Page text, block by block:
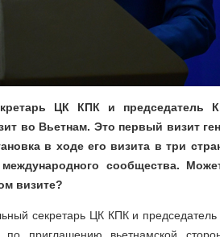
ЦК КПК и председатель
во Вьетнам. Это первый визит
в ходе его визита в три
сообщества.
визите?
секретарь ЦК КПК и